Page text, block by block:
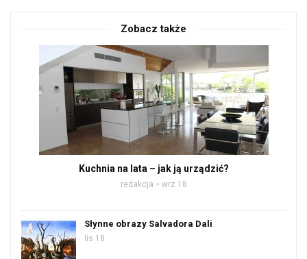
Zobacz także
Kuchnia na lata – jak ją urządzić?
redakcja wrz 18
Słynne obrazy Salvadora Dali
lis 18